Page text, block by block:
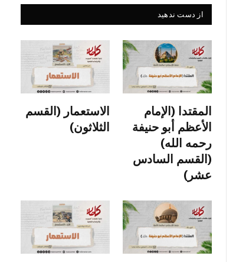
از دست ندهید
المقتدا (الإمام
الأعظم أبو حنيفة
رحمه الله)
(القسم السادس
عشر)
الاستعمار (القسم
الثلاثون)